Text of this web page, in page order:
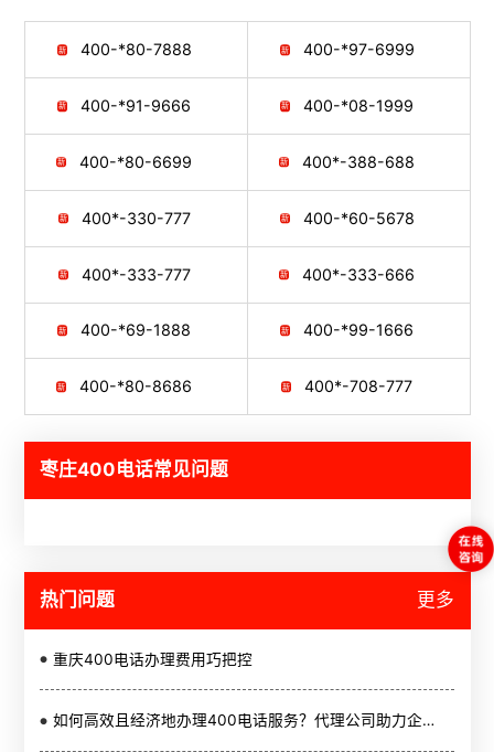
400-*80-7888 400-*97-6999
400-*91-9666 400-*08-1999
400-*80-6699 400*-388-688
400*-330-777 400-*60-5678
400*-333-777 400*-333-666
400-*69-1888 400-*99-1666
400-*80-8686 400*-708-777
枣庄400电话常见问题
热门问题 更多
重庆400电话办理费用巧把控
如何高效且经济地办理400电话服务？代理公司助力企业省钱省力